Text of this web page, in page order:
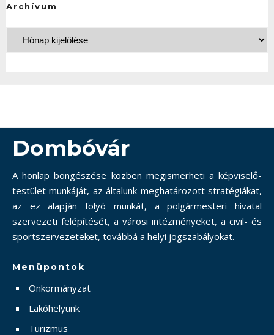
Archívum
Dombóvár
A honlap böngészése közben megismerheti a képviselő-
testület munkáját, az általunk meghatározott stratégiákat,
az ez alapján folyó munkát, a polgármesteri hivatal
szervezeti felépítését, a városi intézményeket, a civil- és
sportszervezeteket, továbbá a helyi jogszabályokat.
Menüpontok
Önkormányzat
Lakóhelyünk
Turizmus